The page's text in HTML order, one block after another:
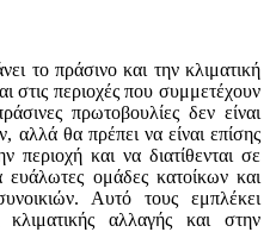
το πράσινο και την κλιματική
στις περιοχές που συμμετέχουν
πρωτοβουλίες δεν είναι
αλλά θα πρέπει να είναι επίσης
περιοχή και να διατίθενται σε
ομάδες κατοίκων και
Αυτό τους εμπλέκει
αλλαγής και στην